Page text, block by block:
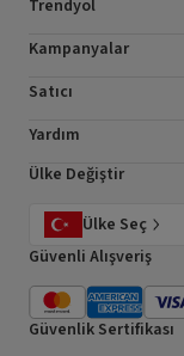
Trendyol
Kampanyalar
Satıcı
Yardım
Ülke Değiştir
Ülke Seç
Güvenli Alışveriş
Güvenlik Sertifikası